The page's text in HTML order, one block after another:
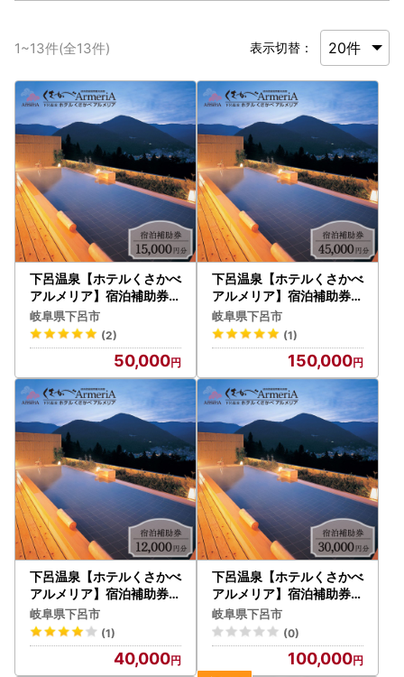
1~13件(全13件) 表示切替：
下呂温泉【ホテルくさかべ
アルメリア】宿泊補助券（
15,000円分）【a016-2
】
岐阜県下呂市
(2)
50,000
下呂温泉【ホテルくさかべ
アルメリア】宿泊補助券（
45,000円分）【a016-4
】
岐阜県下呂市
(1)
150,000
下呂温泉【ホテルくさかべ
アルメリア】宿泊補助券（
12,000円分）【a016-1】
岐阜県下呂市
(1)
40,000
下呂温泉【ホテルくさかべ
アルメリア】宿泊補助券（
30,000円分）【a016-3
】
岐阜県下呂市
(0)
100,000